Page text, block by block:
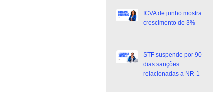
ICVA de junho mostra
crescimento de 3%
STF suspende por 90
dias sanções
relacionadas a NR-1